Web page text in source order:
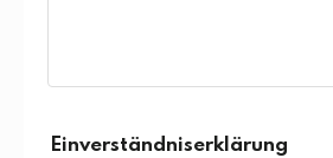
Einverständniserklärung